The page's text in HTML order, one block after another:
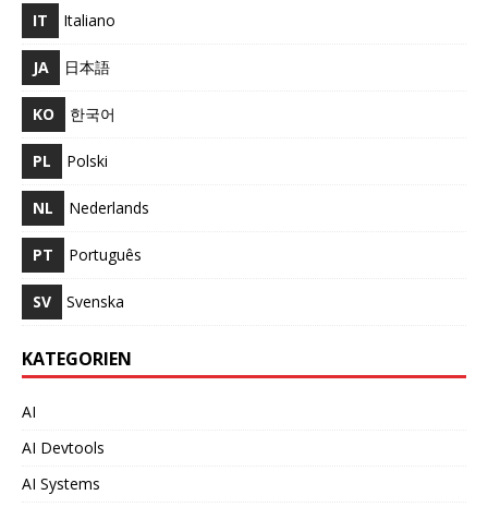
IT Italiano
JA 日本語
KO 한국어
PL Polski
NL Nederlands
PT Português
SV Svenska
KATEGORIEN
AI
AI Devtools
AI Systems